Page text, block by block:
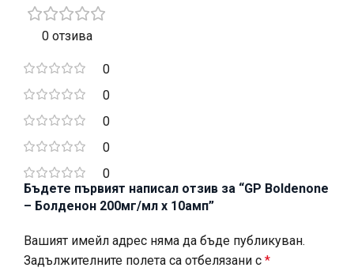
0 отзива
0
0
0
0
0
Бъдете първият написал отзив за “GP Boldenone
– Болденон 200мг/мл x 10амп”
Вашият имейл адрес няма да бъде публикуван.
Задължителните полета са отбелязани с *